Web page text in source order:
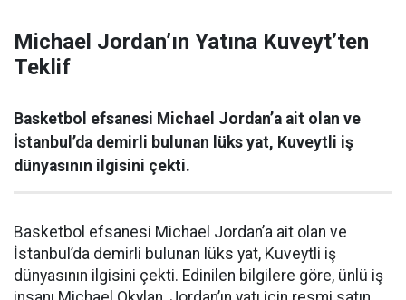
Michael Jordan’ın Yatına Kuveyt’ten
Teklif
Basketbol efsanesi Michael Jordan’a ait olan ve
İstanbul’da demirli bulunan lüks yat, Kuveytli iş
dünyasının ilgisini çekti.
Basketbol efsanesi Michael Jordan’a ait olan ve
İstanbul’da demirli bulunan lüks yat, Kuveytli iş
dünyasının ilgisini çekti. Edinilen bilgilere göre, ünlü iş